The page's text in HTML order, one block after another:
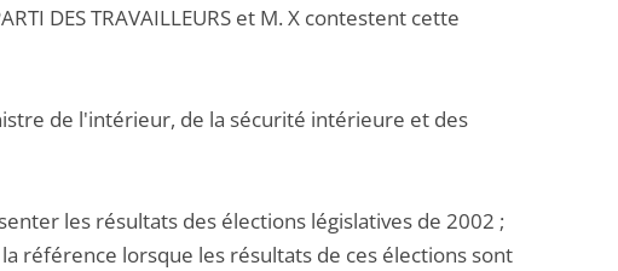
DES TRAVAILLEURS et M. X contestent cette
de l'intérieur, de la sécurité intérieure et des
les résultats des élections législatives de 2002 ;
référence lorsque les résultats de ces élections sont